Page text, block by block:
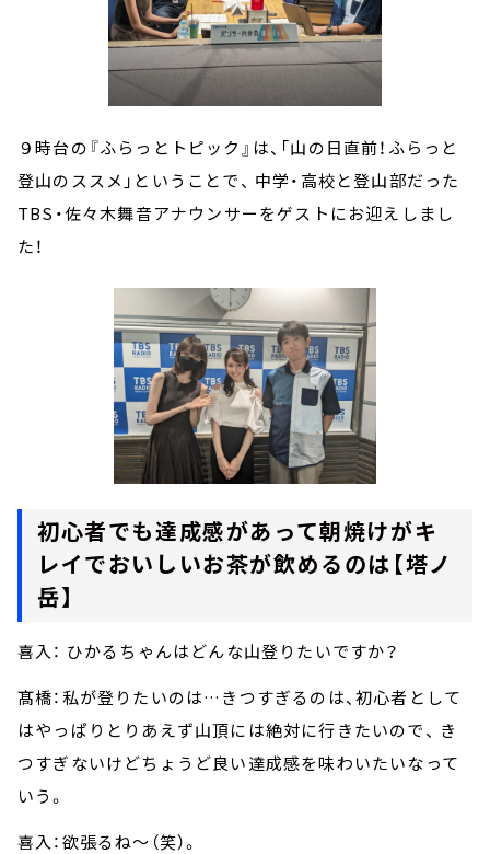
９時台の『ふらっとトピック』は、「山の日直前！ふらっと
登山のススメ」ということで、 中学・高校と登山部だった
TBS・佐々木舞音アナウンサーをゲストにお迎えしまし
た！
初心者でも達成感があって朝焼けがキ
レイでおいしいお茶が飲めるのは【塔ノ
岳】
喜入： ひかるちゃんはどんな山登りたいですか？
髙橋：私が登りたいのは…きつすぎるのは、初心者として
はやっぱりとりあえず山頂には絶対に行きたいので、 き
つすぎないけどちょうど良い達成感を味わいたいなって
いう。
喜入：欲張るね～（笑）。